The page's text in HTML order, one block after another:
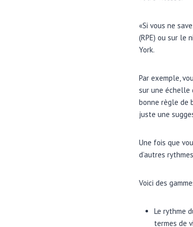
«Si vous ne
(RPE) ou sur le
York.
Par exemple,
sur une échelle
bonne règle de
juste une
Une fois que
d’autres
Voici des
Le rythme
termes de